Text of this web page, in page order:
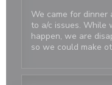
We came for dinner
to a/c issues. While
happen, we are
so we could make